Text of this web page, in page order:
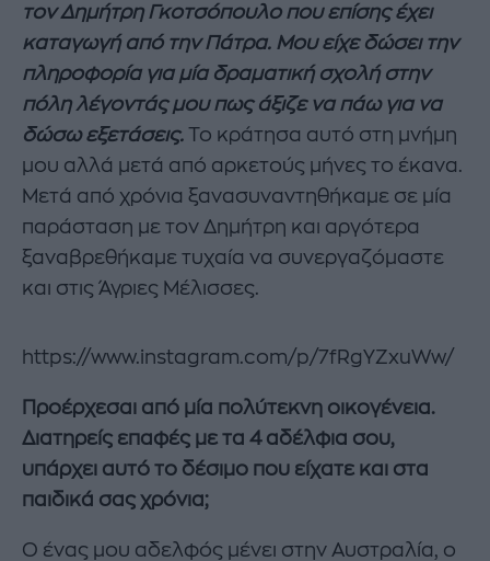
τον Δημήτρη Γκοτσόπουλο που επίσης έχει
καταγωγή από την Πάτρα. Μου είχε δώσει την
πληροφορία για μία δραματική σχολή στην
πόλη λέγοντάς μου πως άξιζε να πάω για να
δώσω εξετάσεις. Το κράτησα αυτό στη μνήμη
μου αλλά μετά από αρκετούς μήνες το έκανα.
Μετά από χρόνια ξανασυναντηθήκαμε σε μία
παράσταση με τον Δημήτρη και αργότερα
ξαναβρεθήκαμε τυχαία να συνεργαζόμαστε
και στις Άγριες Μέλισσες.
https://www.instagram.com/p/7fRgYZxuWw/
Προέρχεσαι από μία πολύτεκνη οικογένεια.
Διατηρείς επαφές με τα 4 αδέλφια σου,
υπάρχει αυτό το δέσιμο που είχατε και στα
παιδικά σας χρόνια;
Ο ένας μου αδελφός μένει στην Αυστραλία, ο